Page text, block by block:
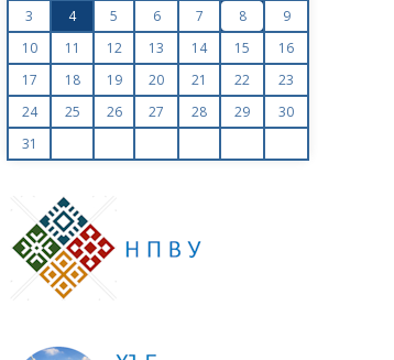
показват резултатите от проверките на „АЕЦ
– Нови мощности“
3
4 5 6 7 8
9
10
11 12 13 14 15
16
17
18 19 20 21 22
23
24
25 26 27 28 29
30
31